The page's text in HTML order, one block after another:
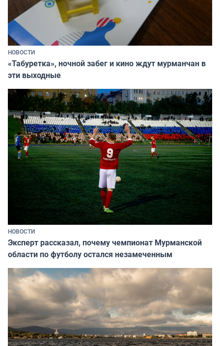
НОВОСТИ
«Табуретка», ночной забег и кино ждут мурманчан в
эти выходные
НОВОСТИ
Эксперт рассказал, почему чемпионат Мурманской
области по футболу остался незамеченным